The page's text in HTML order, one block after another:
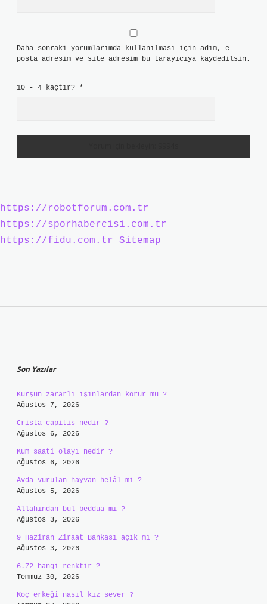
Daha sonraki yorumlarımda kullanılması için adım, e-
posta adresim ve site adresim bu tarayıcıya kaydedilsin.
10 - 4 kaçtır? *
https://robotforum.com.tr
https://sporhabercisi.com.tr
https://fidu.com.tr
Sitemap
Son Yazılar
Kurşun zararlı ışınlardan korur mu ?
Ağustos 7, 2026
Crista capitis nedir ?
Ağustos 6, 2026
Kum saati olayı nedir ?
Ağustos 6, 2026
Avda vurulan hayvan helâl mi ?
Ağustos 5, 2026
Allahından bul beddua mı ?
Ağustos 3, 2026
9 Haziran Ziraat Bankası açık mı ?
Ağustos 3, 2026
6.72 hangi renktir ?
Temmuz 30, 2026
Koç erkeği nasıl kız sever ?